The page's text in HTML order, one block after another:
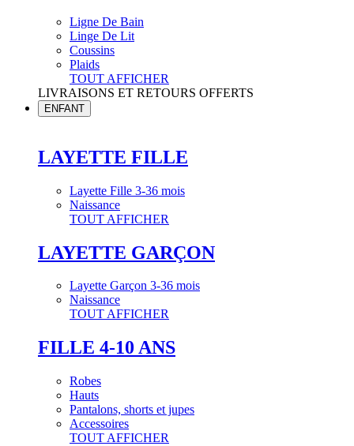
Ligne De Bain
Linge De Lit
Coussins
Plaids
TOUT AFFICHER
LIVRAISONS ET RETOURS OFFERTS
ENFANT
LAYETTE FILLE
Layette Fille 3-36 mois
Naissance
TOUT AFFICHER
LAYETTE GARÇON
Layette Garçon 3-36 mois
Naissance
TOUT AFFICHER
FILLE 4-10 ANS
Robes
Hauts
Pantalons, shorts et jupes
Accessoires
TOUT AFFICHER